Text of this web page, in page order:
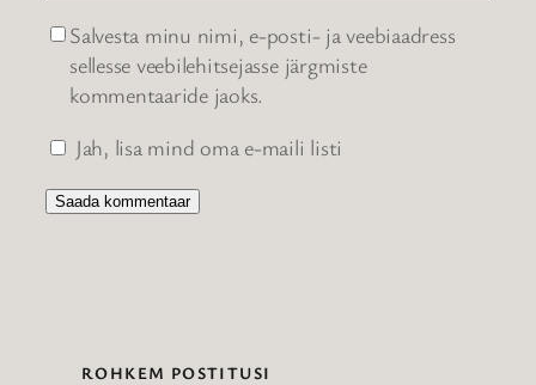
Salvesta minu nimi, e-posti- ja veebiaadress
sellesse veebilehitsejasse järgmiste
kommentaaride jaoks.
Jah, lisa mind oma e-maili listi
ROHKEM POSTITUSI